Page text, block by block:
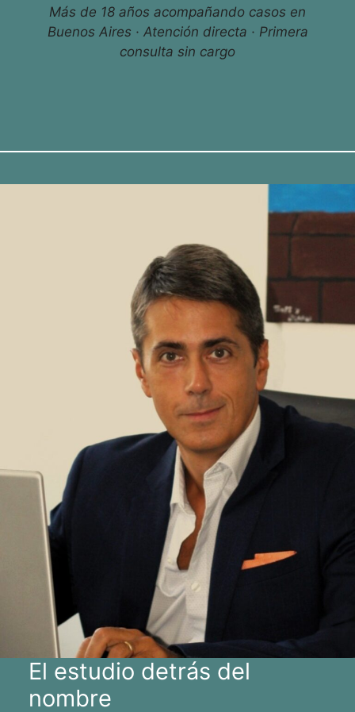
Más de 18 años acompañando casos en
Buenos Aires · Atención directa · Primera
consulta sin cargo
El estudio detrás del
nombre